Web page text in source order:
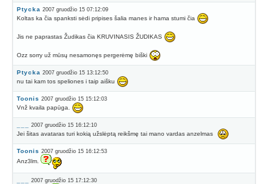
Ptycka 2007 gruodžio 15 07:12:09
Koltas ka čia spanksti sėdi pripises šalia manes ir hama stumi čia
Jis ne paprastas Žudikas čia KRUVINASIS ŽUDIKAS
Ozz sorry už mūsų nesamonęs pergerėmę biški
Ptycka 2007 gruodžio 15 13:12:50
nu tai kam tos speliones i taip aišku
Toonis 2007 gruodžio 15 15:12:03
Vnž kvaila papūga.
2007 gruodžio 15 16:12:10
Jei šitas avataras turi kokią užslėptą reikšmę tai mano vardas anzelmas
Toonis 2007 gruodžio 15 16:12:53
Anz3lm.
2007 gruodžio 15 17:12:30